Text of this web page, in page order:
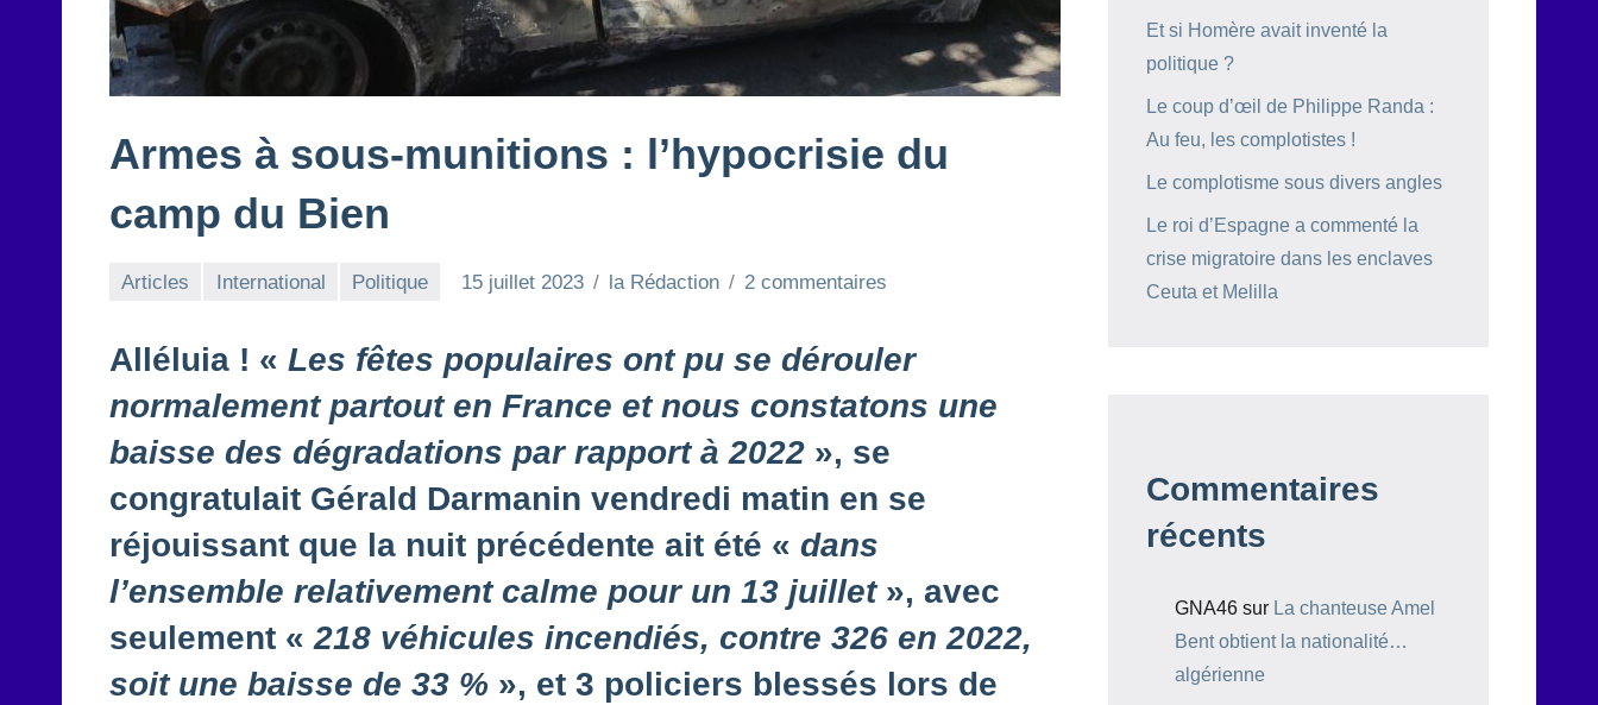
Armes à sous-munitions : l’hypocrisie du
camp du Bien
Articles International Politique 15 juillet 2023 la Rédaction 2 commentaires
Alléluia ! « Les fêtes populaires ont pu se dérouler
normalement partout en France et nous constatons une
baisse des dégradations par rapport à 2022 », se
congratulait Gérald Darmanin vendredi matin en se
réjouissant que la nuit précédente ait été « dans
l’ensemble relativement calme pour un 13 juillet», avec
seulement «218 véhicules incendiés, contre 326 en 2022,
soit une baisse de 33 % », et 3 policiers blessés lors de
Et si Homère avait inventé la
politique ?
Le coup d’œil de Philippe Randa :
Au feu, les complotistes !
Le complotisme sous divers angles
Le roi d’Espagne a commenté la
crise migratoire dans les enclaves
Ceuta et Melilla
Commentaires
récents
GNA46 sur La chanteuse Amel
Bent obtient la nationalité…
algérienne